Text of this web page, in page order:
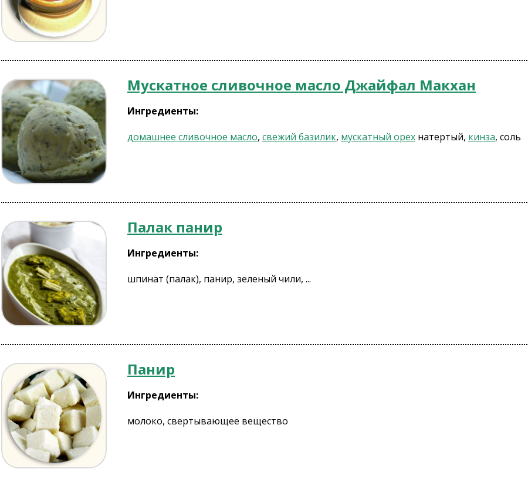
Мускатное сливочное масло Джайфал Макхан
Ингредиенты:
домашнее сливочное масло, свежий базилик, мускатный орех натертый, кинза, соль
Палак панир
Ингредиенты:
шпинат (палак), панир, зеленый чили, ...
Панир
Ингредиенты:
молоко, свертывающее вещество